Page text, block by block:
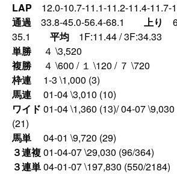
LAP 12.0-10.7-11.1-11.2-11.4-11.7-
通過 33.8-45.0-56.4-68.1 上り
35.1
平均 1F:11.44 / 3F:34.33
単勝
４ \3,520
複勝
４ \600 / １ \120 / ７ \720
枠連
1-3 \1,000 (3)
馬連
01-04 \3,010 (10)
ワイド 01-04 \1,360 (13)/ 04-07
(21)
馬単
04-01 \9,720 (29)
３連複01-04-07 \29,030 (96/364)
３連単04-01-07 \197,830 (550/2184)